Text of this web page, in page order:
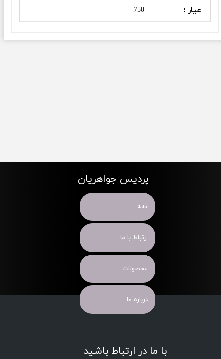
عیار : 750
پردیس جواهریان
خانه
ارتباط با ما
محصولات
درباره ما
با ما در ارتباط باشید